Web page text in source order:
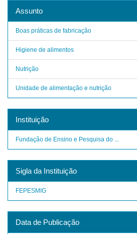
Assunto
Boas práticas de fabricação
Higiene de alimentos
Nutrição
Unidade de alimentação e nutrição
Instituição
Fundação de Ensino e Pesquisa do ...
Sigla da Instituição
FEPESMIG
Data de Publicação